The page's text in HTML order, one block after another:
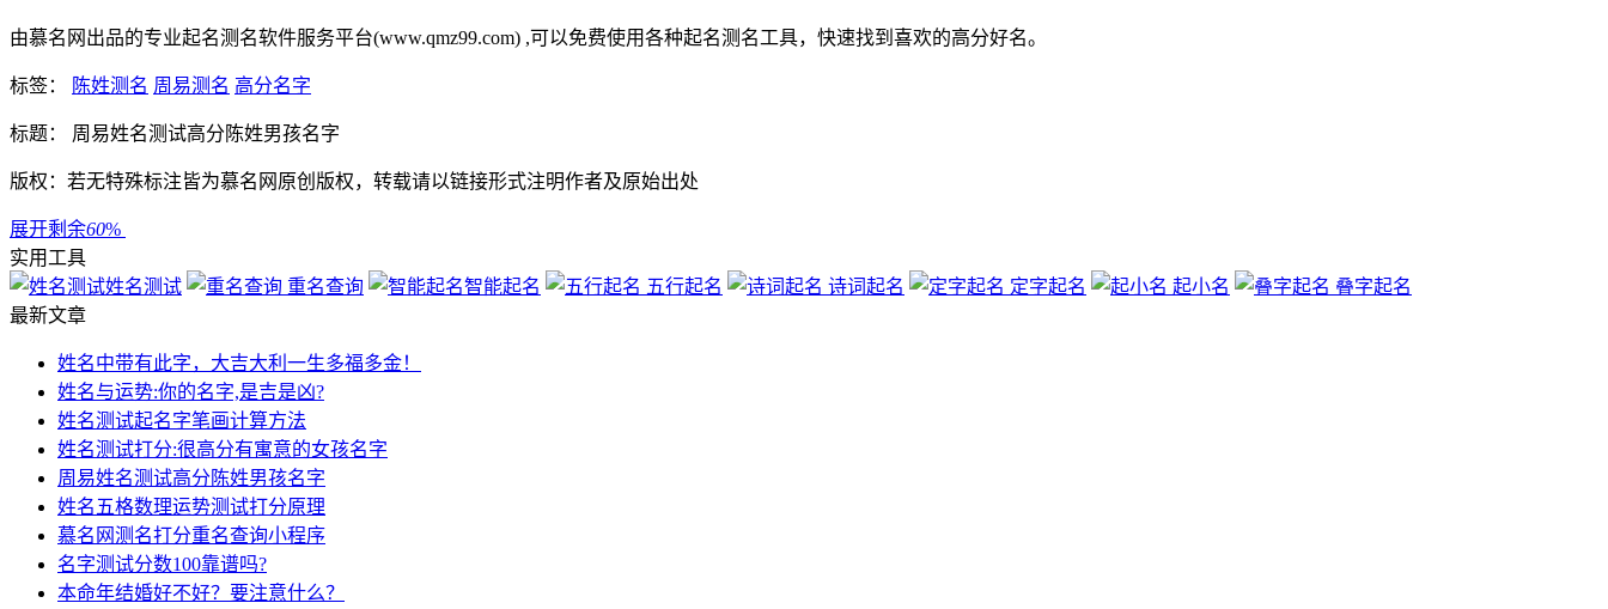
由慕名网出品的专业起名测名软件服务平台(www.qmz99.com) ,可以免费使用各种起名测名工具，快速找到喜欢的高分好名。
标签： 陈姓测名 周易测名 高分名字
标题： 周易姓名测试高分陈姓男孩名字
版权：若无特殊标注皆为慕名网原创版权，转载请以链接形式注明作者及原始出处
展开剩余60%
实用工具
姓名测试
重名查询 智能起名 五行起名 诗词起名 定字起名 起小名
叠字起名
最新文章
姓名中带有此字，大吉大利一生多福多金！
姓名与运势:你的名字,是吉是凶?
姓名测试起名字笔画计算方法
姓名测试打分:很高分有寓意的女孩名字
周易姓名测试高分陈姓男孩名字
姓名五格数理运势测试打分原理
慕名网测名打分重名查询小程序
名字测试分数100靠谱吗?
本命年结婚好不好？要注意什么？